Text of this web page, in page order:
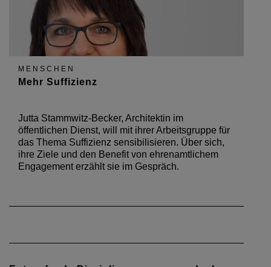
MENSCHEN
Mehr Suffizienz
Jutta Stammwitz-Becker, Architektin im
öffentlichen Dienst, will mit ihrer Arbeitsgruppe für
das Thema Suffizienz sensibilisieren. Über sich,
ihre Ziele und den Benefit von ehrenamtlichem
Engagement erzählt sie im Gespräch.